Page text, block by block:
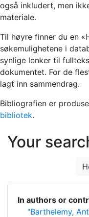
også inkludert, men
materiale.
Til høyre finner du en
søkemulighetene i
synlige lenker til
dokumentet. For de
lagt inn sammendrag.
Bibliografien er
bibliotek.
Your
In authors or
"Barthelemy,